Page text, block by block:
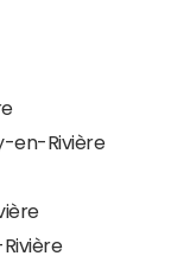
en-Rivière